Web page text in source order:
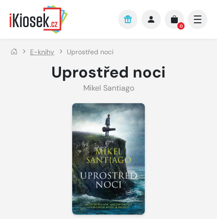
Přejít na hlavní obsah
0
E-knihy Uprostřed noci
Uprostřed noci
Mikel Santiago